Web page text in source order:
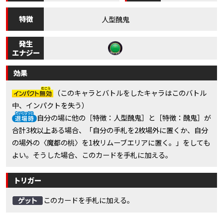
特徴 人型醜鬼
発生
エナジー
効果
（このキャラとバトルをしたキャラはこのバトル
中、インパクトを失う）
自分の場に他の［特徴：人型醜鬼］と［特徴：醜鬼］が
合計3枚以上ある場合、「自分の手札を2枚場外に置くか、自分
の場外の〈魔都の桃〉を1枚リムーブエリアに置く。」をしても
よい。そうした場合、このカードを手札に加える。
トリガー
このカードを手札に加える。